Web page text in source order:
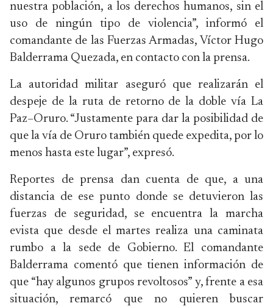
nuestra población, a los derechos humanos, sin el
uso de ningún tipo de violencia”, informó el
comandante de las Fuerzas Armadas, Víctor Hugo
Balderrama Quezada, en contacto con la prensa.
La autoridad militar aseguró que realizarán el
despeje de la ruta de retorno de la doble vía La
Paz–Oruro. “Justamente para dar la posibilidad de
que la vía de Oruro también quede expedita, por lo
menos hasta este lugar”, expresó.
Reportes de prensa dan cuenta de que, a una
distancia de ese punto donde se detuvieron las
fuerzas de seguridad, se encuentra la marcha
evista que desde el martes realiza una caminata
rumbo a la sede de Gobierno. El comandante
Balderrama comentó que tienen información de
que “hay algunos grupos revoltosos” y, frente a esa
situación, remarcó que no quieren buscar